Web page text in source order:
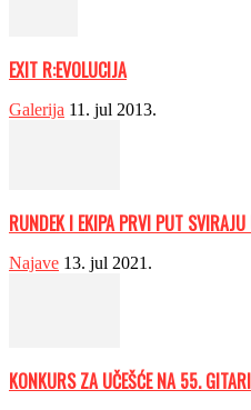
EXIT R:EVOLUCIJA
Galerija 11. jul 2013.
RUNDEK I EKIPA PRVI PUT
Najave 13. jul 2021.
KONKURS ZA UČEŠĆE NA 55.